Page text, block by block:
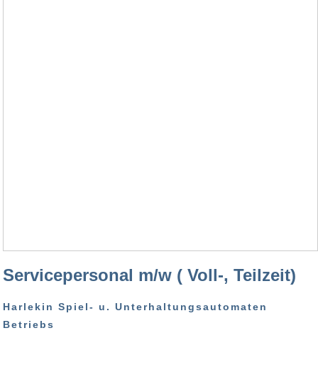
Servicepersonal m/w ( Voll-, Teilzeit)
Harlekin Spiel- u. Unterhaltungsautomaten
Betriebs